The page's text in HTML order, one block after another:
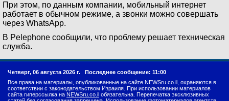
При этом, по данным компании, мобильный интернет
работает в обычном режиме, а звонки можно совершать
через WhatsApp.
В Pelephone сообщили, что проблему решает техническая
служба.
Четверг, 06 августа 2026 г. Последнее сообщение: 11:00
Все права на материалы, опубликованные на сайте NEWSru.co.il, охраняются в
соответствии с законодательством Израиля. При использовании материалов
сайта гиперссылка на NEWSru.co.il обязательна. Перепечатка эксклюзивных